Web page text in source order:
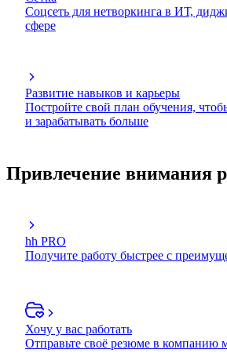
Соцсеть для нетворкинга в ИТ,
сфере
Развитие навыков и карьеры
Постройте свой план обучения,
и зарабатывать больше
Привлечение внимания
hh PRO
Получите работу быстрее с
Хочу у вас работать
Отправьте своё резюме в компанию